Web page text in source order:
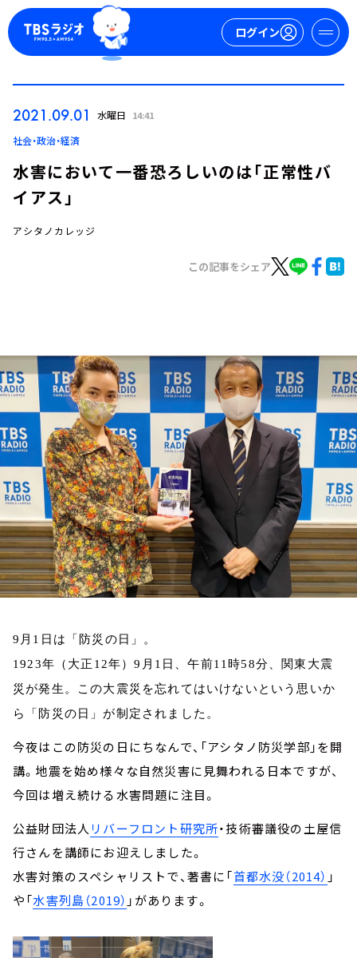
ログイン
お知らせ
イベント・グッズ
YouTube
会社情報
2021.09.01 水曜日 14:41
社会・政治・経済
水害において一番恐ろしいのは「正常性バ
イアス」
アシタノカレッジ
この記事をシェア
9月1日は「防災の日」。
1923年（大正12年）9 月 1 日、午前11時58分、関東大震
災が発生。この大震災を忘れてはいけないという思いか
ら「防災の日」が制定されました。
今夜はこの防災の日にちなんで、「アシタノ防災学部」を開
講。地震を始め様々な自然災害に見舞われる日本ですが、
今回は増え続ける水害問題に注目。
公益財団法人 リバーフロント研究所・技術審議役の土屋信
行さんを講師にお迎えしました。
水害対策のスペシャリストで、著書に「首都水没（2014） 」
や「水害列島（2019） 」があります。